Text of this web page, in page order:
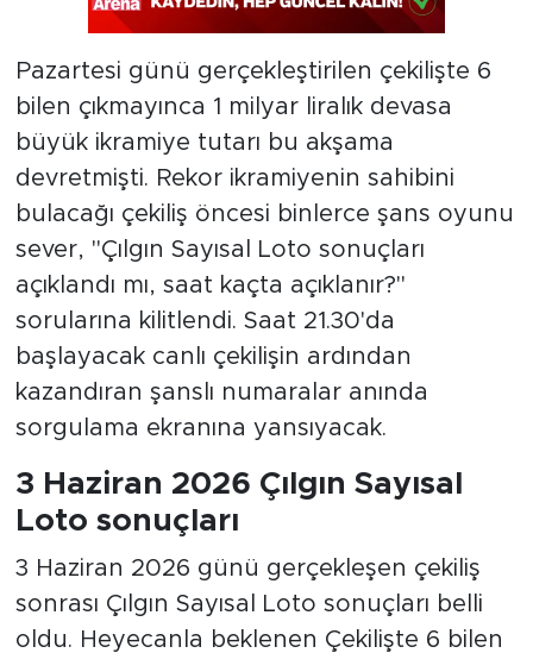
Pazartesi günü gerçekleştirilen çekilişte 6
bilen çıkmayınca 1 milyar liralık devasa
büyük ikramiye tutarı bu akşama
devretmişti. Rekor ikramiyenin sahibini
bulacağı çekiliş öncesi binlerce şans oyunu
sever, "Çılgın Sayısal Loto sonuçları
açıklandı mı, saat kaçta açıklanır?"
sorularına kilitlendi. Saat 21.30'da
başlayacak canlı çekilişin ardından
kazandıran şanslı numaralar anında
sorgulama ekranına yansıyacak.
3 Haziran 2026 Çılgın Sayısal
Loto sonuçları
3 Haziran 2026 günü gerçekleşen çekiliş
sonrası Çılgın Sayısal Loto sonuçları belli
oldu. Heyecanla beklenen Çekilişte 6 bilen